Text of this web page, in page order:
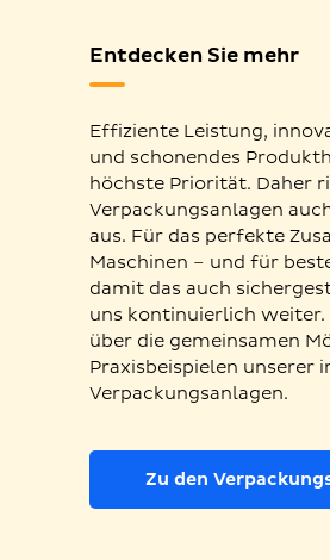
Entdecken Sie mehr
Effiziente Leistung,
und schonendes
höchste Priorität. Daher
Verpackungsanlagen
aus. Für das perfekte
Maschinen – und für
damit das auch
uns kontinuierlich weiter.
über die gemeinsamen
Praxisbeispielen unserer
Verpackungsanlagen.
Zu den